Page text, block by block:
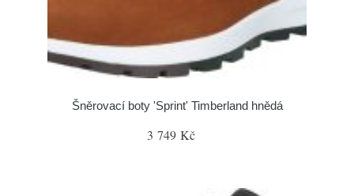
Šněrovací boty 'Sprint' Timberland hnědá
3 749 Kč